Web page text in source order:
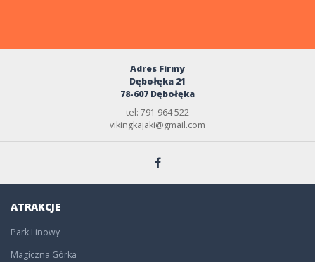
Adres Firmy
Dębołęka 21
78-607 Dębołęka
tel: 791 964 522
vikingkajaki@gmail.com
ATRAKCJE
Park Linowy
Magiczna Górka